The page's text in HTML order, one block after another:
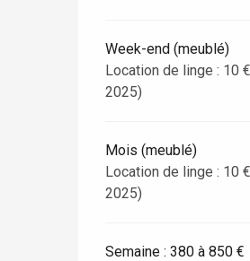
Rouen
Week-end (meublé)
Location de linge : 10
2025)
Mois (meublé)
Location de linge : 10
2025)
Semaine : 380 à 850 €